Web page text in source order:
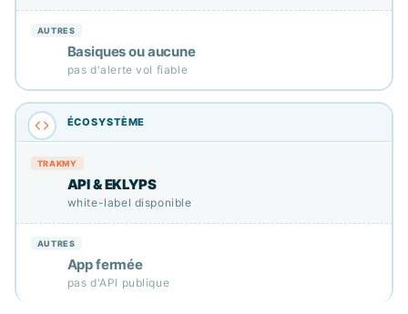
Basiques ou aucune
pas d'alerte vol fiable
API & EKLYPS
white-label disponible
App fermée
pas d'API publique